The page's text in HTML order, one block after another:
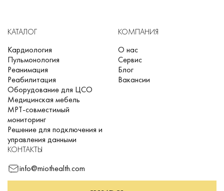
КАТАЛОГ
Кардиология
Пульмонология
Реанимация
Реабилитация
Оборудование для ЦСО
Медицинская мебель
МРТ-совместимый
мониторинг
Решение для подключения и
управления данными
КОМПАНИЯ
О нас
Сервис
Блог
Вакансии
КОНТАКТЫ
info@miothealth.com